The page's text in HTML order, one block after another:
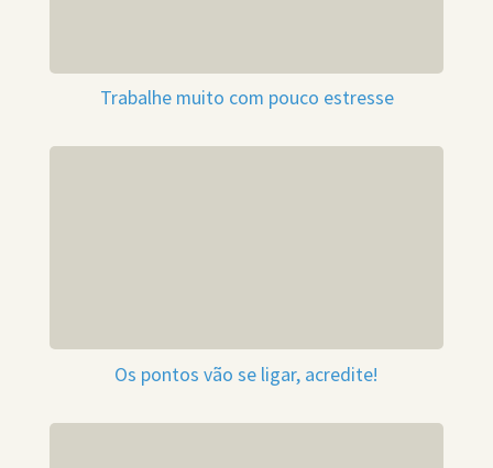
Trabalhe muito com pouco estresse
Os pontos vão se ligar, acredite!